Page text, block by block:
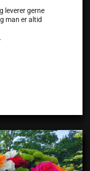
leverer gerne
man er altid